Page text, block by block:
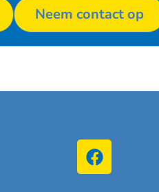
Neem contact op